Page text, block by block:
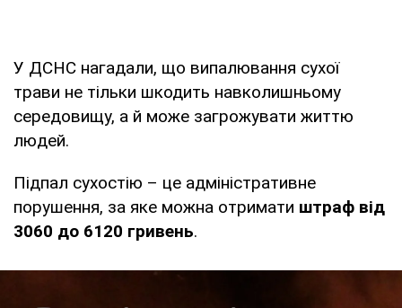
У ДСНС нагадали, що випалювання сухої
трави не тільки шкодить навколишньому
середовищу, а й може загрожувати життю
людей.
Підпал сухостію – це адміністративне
порушення, за яке можна отримати штраф від
3060 до 6120 гривень.